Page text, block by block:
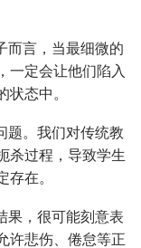
而言，当最细微的
一定会让他们陷入
状态中。
题。我们对传统教
杀过程，导致学生
存在。
果，很可能刻意表
许悲伤、倦怠等正